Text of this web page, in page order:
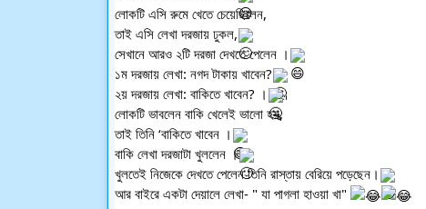
লোকটি এসি রুমে খেতে চেয়েছিলেন,
তাই এসি লেখা দরজায় ঢুকল,
সেখানে আরও ২টি দরজা দেখতে পেলেন ।
১ম দরজায় লেখা: নগদ টাকায় খাবেন?
২য় দরজায় লেখা: বাকিতে খাবেন? ।
লোকটি ভাবলেন বাকি খেলেই ভালো হয়,
তাই তিনি ‘বাকিতে খাবেন ।
বাকি লেখা দরজাটা খুললেন ।
খুলতেই নিজেকে দেখতে পেলেন তিনি রাস্তায় বেরিয়ে পড়েছেন।
আর বাইরে একটা দেয়ালে লেখা- " যা পাগলা হাওয়া খা"